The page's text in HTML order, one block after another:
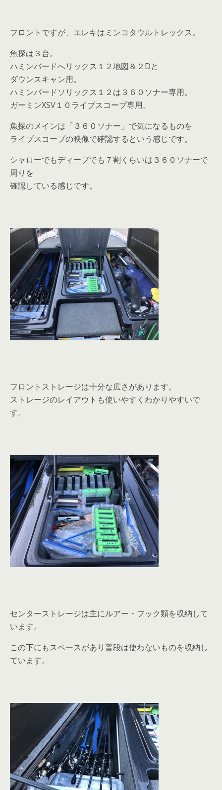
フロントですが、エレキはミンコタウルトレックス。
魚探は３台。
ハミンバードへリックス１２地図＆２Dと
ダウンスキャン用。
ハミンバードソリックス１２は３６０ソナー専用。
ガーミンXSV１０ライブスコープ専用。
魚探のメインは「３６０ソナー」で気になるものを
ライブスコープの映像で確認するという感じです。
シャローでもディープでも７割くらいは３６０ソナーで
周りを
確認している感じです。
フロントストレージは十分な広さがあります。
ストレージのレイアウトも使いやすくわかりやすいで
す。
センターストレージは主にルアー・フック類を収納して
います。
この下にもスペースがあり普段は使わないものを収納し
ています。